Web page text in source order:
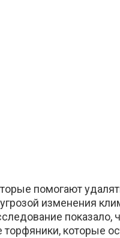
помогают
изменения
показало,
которые